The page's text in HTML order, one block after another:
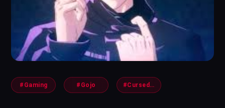
#Gaming #Gojo #CursedClash